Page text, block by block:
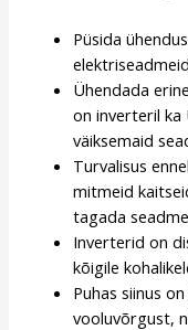
Püsida
Ühendada
on inverteril ka
väiksemaid
Turvalisus
mitmeid
tagada
Inverterid on
kõigile
Puhas siinus
vooluvõrgust,